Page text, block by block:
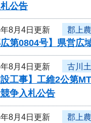
公告
8月4日更新 郡上
広第0804号】県営
8月4日更新 古川
設工事】工維2公第
争入札公告
8月4日更新 郡上